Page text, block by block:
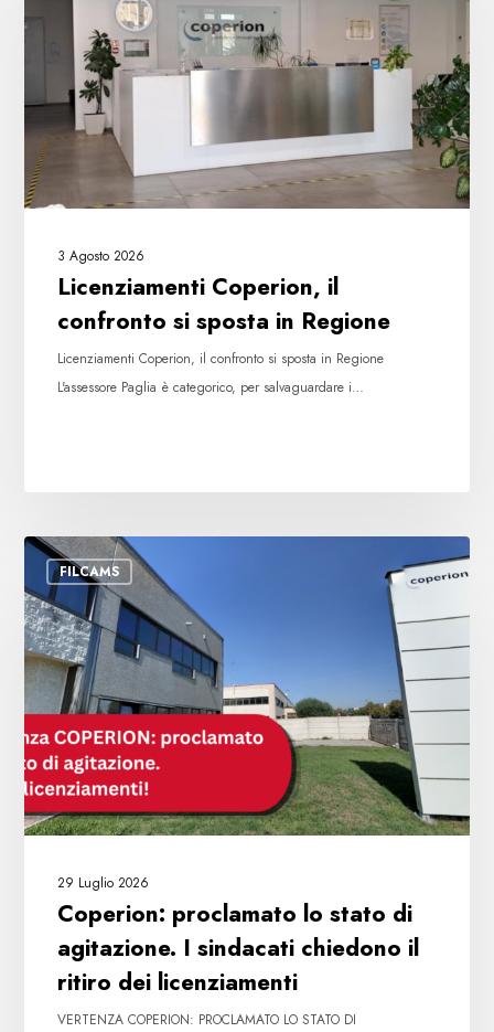
si
Regione
3 Agosto 2026
Licenziamenti Coperion, il
confronto si sposta in Regione
Licenziamenti Coperion, il confronto si sposta in Regione
L'assessore Paglia è categorico, per salvaguardare i…
FILCAMS
Coperion:
proclamato
lo
stato
di
agitazione.
I
sindacati
chiedono
il
ritiro
licenziamenti
29 Luglio 2026
Coperion: proclamato lo stato di
agitazione. I sindacati chiedono il
ritiro dei licenziamenti
VERTENZA COPERION: PROCLAMATO LO STATO DI